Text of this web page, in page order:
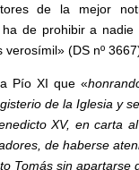
de la mejor
de prohibir a nadie
(DS nº
Pío XI que «
de la Iglesia y
XV, en carta
de haberse
Tomás sin apartarse